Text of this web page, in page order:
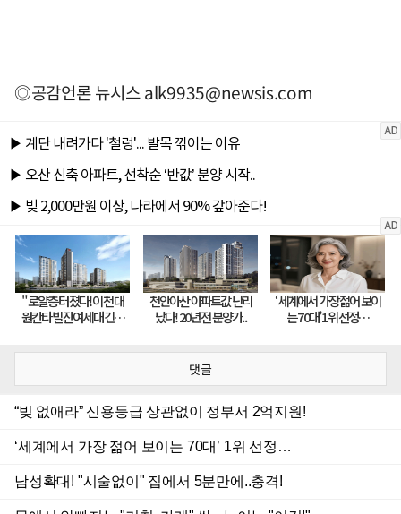
◎공감언론 뉴시스alk9935@newsis.com
댓글